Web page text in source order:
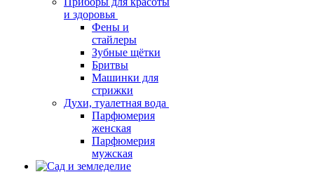
и здоровья
Фены и
стайлеры
Зубные щётки
Бритвы
Машинки для
стрижки
Духи, туалетная вода
Парфюмерия
женская
Парфюмерия
мужская